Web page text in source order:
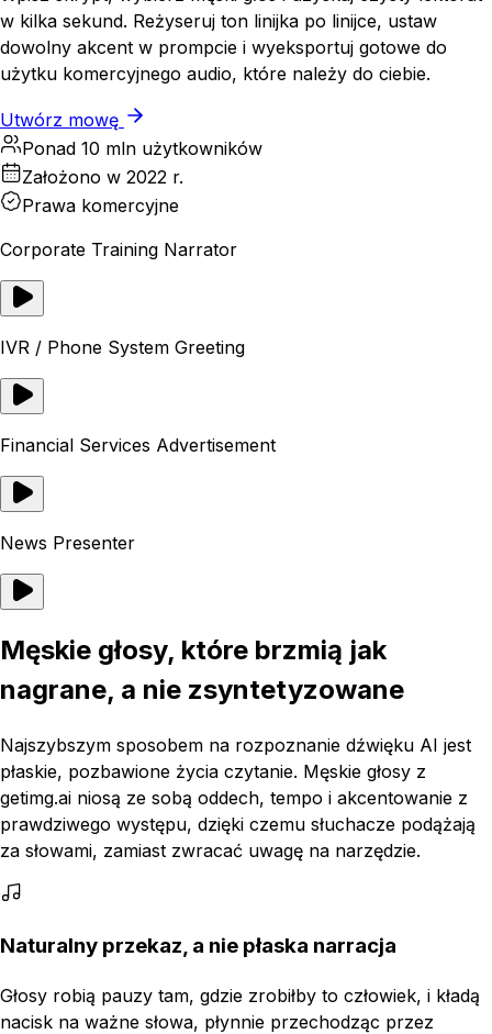
w kilka sekund. Reżyseruj ton linijka po linijce, ustaw
dowolny akcent w prompcie i wyeksportuj gotowe do
użytku komercyjnego audio, które należy do ciebie.
Utwórz mowę
Ponad 10 mln użytkowników
Założono w 2022 r.
Prawa komercyjne
Corporate Training Narrator
IVR / Phone System Greeting
Financial Services Advertisement
News Presenter
Męskie głosy, które brzmią jak
nagrane, a nie zsyntetyzowane
Najszybszym sposobem na rozpoznanie dźwięku AI jest
płaskie, pozbawione życia czytanie. Męskie głosy z
getimg.ai niosą ze sobą oddech, tempo i akcentowanie z
prawdziwego występu, dzięki czemu słuchacze podążają
za słowami, zamiast zwracać uwagę na narzędzie.
Naturalny przekaz, a nie płaska narracja
Głosy robią pauzy tam, gdzie zrobiłby to człowiek, i kładą
nacisk na ważne słowa, płynnie przechodząc przez